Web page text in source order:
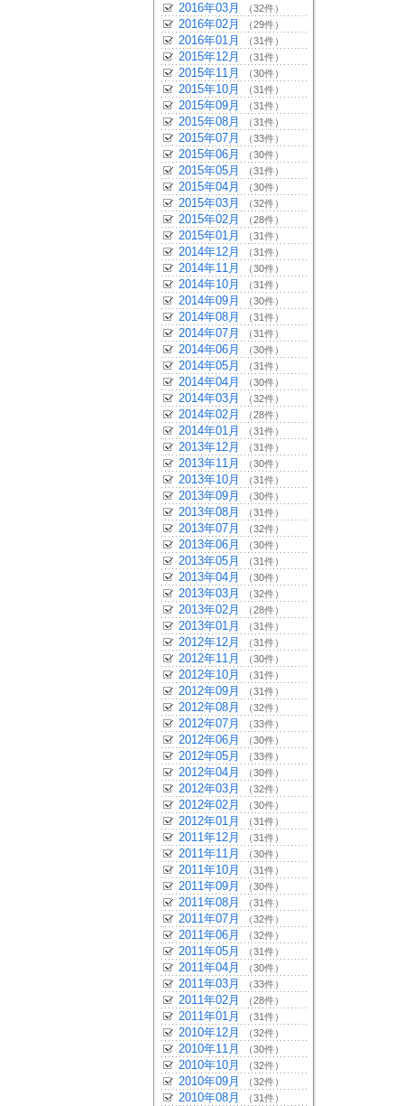
2016年03月 （32件）
2016年02月 （29件）
2016年01月 （31件）
2015年12月 （31件）
2015年11月 （30件）
2015年10月 （31件）
2015年09月 （31件）
2015年08月 （31件）
2015年07月 （33件）
2015年06月 （30件）
2015年05月 （31件）
2015年04月 （30件）
2015年03月 （32件）
2015年02月 （28件）
2015年01月 （31件）
2014年12月 （31件）
2014年11月 （30件）
2014年10月 （31件）
2014年09月 （30件）
2014年08月 （31件）
2014年07月 （31件）
2014年06月 （30件）
2014年05月 （31件）
2014年04月 （30件）
2014年03月 （32件）
2014年02月 （28件）
2014年01月 （31件）
2013年12月 （31件）
2013年11月 （30件）
2013年10月 （31件）
2013年09月 （30件）
2013年08月 （31件）
2013年07月 （32件）
2013年06月 （30件）
2013年05月 （31件）
2013年04月 （30件）
2013年03月 （32件）
2013年02月 （28件）
2013年01月 （31件）
2012年12月 （31件）
2012年11月 （30件）
2012年10月 （31件）
2012年09月 （31件）
2012年08月 （32件）
2012年07月 （33件）
2012年06月 （30件）
2012年05月 （33件）
2012年04月 （30件）
2012年03月 （32件）
2012年02月 （30件）
2012年01月 （31件）
2011年12月 （31件）
2011年11月 （30件）
2011年10月 （31件）
2011年09月 （30件）
2011年08月 （31件）
2011年07月 （32件）
2011年06月 （32件）
2011年05月 （31件）
2011年04月 （30件）
2011年03月 （33件）
2011年02月 （28件）
2011年01月 （31件）
2010年12月 （32件）
2010年11月 （30件）
2010年10月 （32件）
2010年09月 （32件）
2010年08月 （31件）